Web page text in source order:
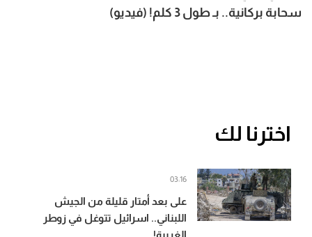
سحابة بركانية.. بـ طول 3 كلم! (فيديو)
اخترنا لك
على بعد أمتار قليلة من الجيش
اللبناني.. اسرائيل تتوغل في زوطر
الغربية!
03:16